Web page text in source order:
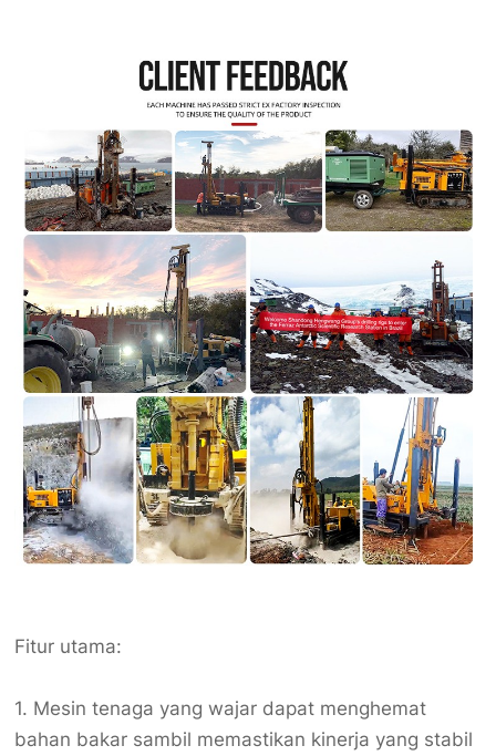
Fitur utama:
1. Mesin tenaga yang wajar dapat menghemat
bahan bakar sambil memastikan kinerja yang stabil